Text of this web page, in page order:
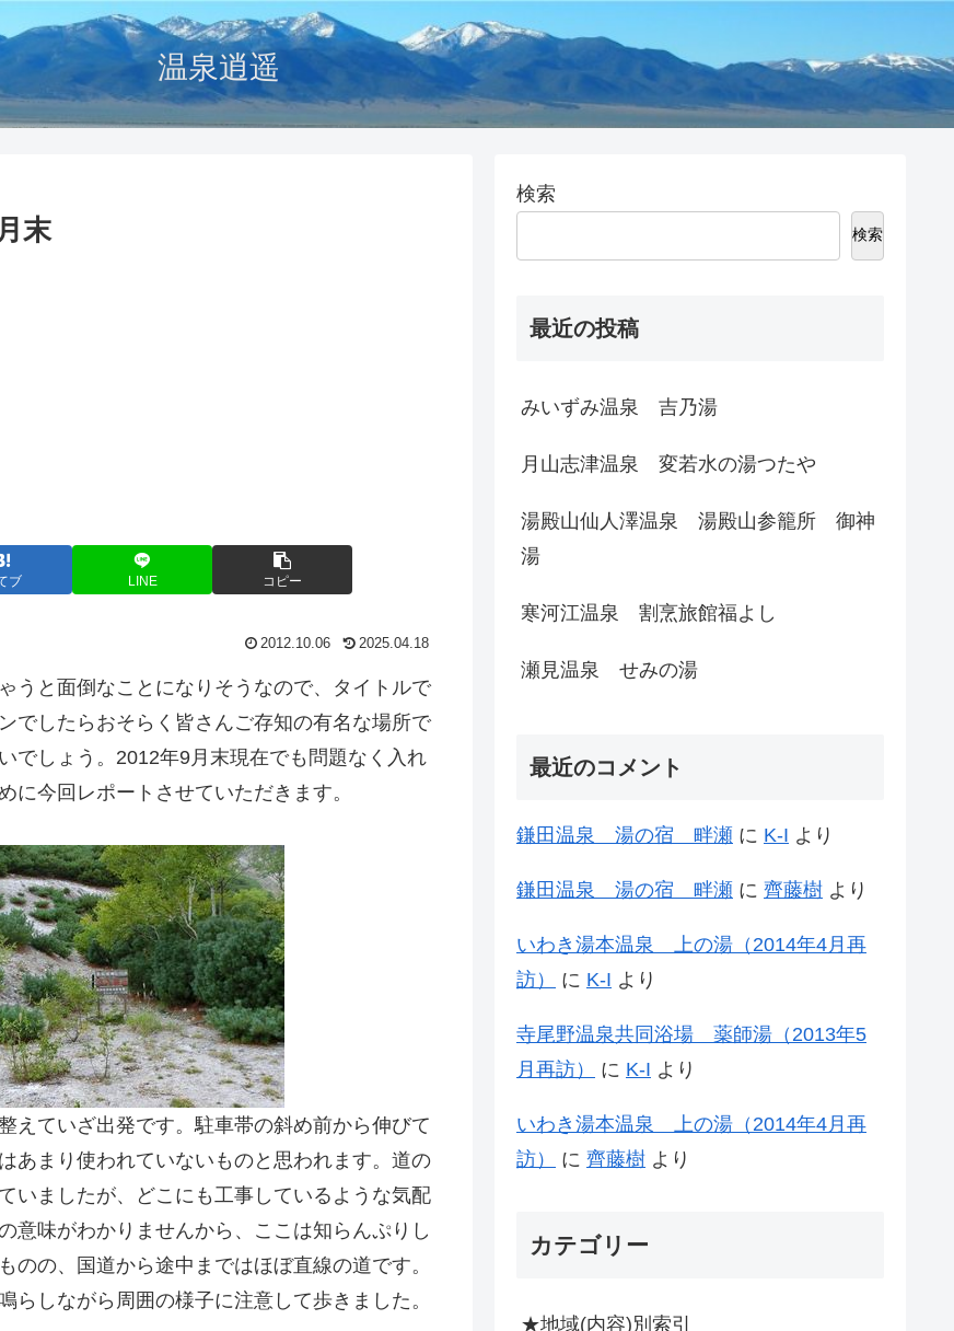
温泉逍遥
末
ブ LINE コピー
2012.10.06 2025.04.18
うと面倒なことになりそうなので、タイトルで
でしたらおそらく皆さんご存知の有名な場所で
でしょう。2012年9月末現在でも問題なく入れ
に今回レポートさせていただきます。
えていざ出発です。駐車帯の斜め前から伸びて
あまり使われていないものと思われます。道の
ましたが、どこにも工事しているような気配
意味がわかりませんから、ここは知らんぷりし
の、国道から途中まではほぼ直線の道です。
しながら周囲の様子に注意して歩きました。
検索
検索
最近の投稿
みいずみ温泉 吉乃湯
月山志津温泉 変若水の湯つたや
湯殿山仙人澤温泉 湯殿山参籠所 御神
湯
寒河江温泉 割烹旅館福よし
瀬見温泉 せみの湯
最近のコメント
鎌田温泉 湯の宿 畔瀬 に K-I より
鎌田温泉 湯の宿 畔瀬 に 齊藤樹 より
いわき湯本温泉 上の湯（2014年4月再
訪）
に K-I より
寺尾野温泉共同浴場 薬師湯（2013年5
月再訪）
に K-I より
いわき湯本温泉 上の湯（2014年4月再
訪）
に 齊藤樹 より
カテゴリー
★地域(内容)別索引